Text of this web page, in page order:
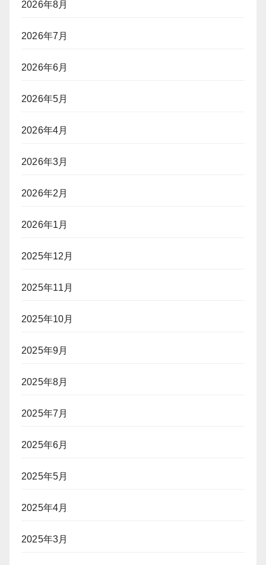
2026年8月
2026年7月
2026年6月
2026年5月
2026年4月
2026年3月
2026年2月
2026年1月
2025年12月
2025年11月
2025年10月
2025年9月
2025年8月
2025年7月
2025年6月
2025年5月
2025年4月
2025年3月